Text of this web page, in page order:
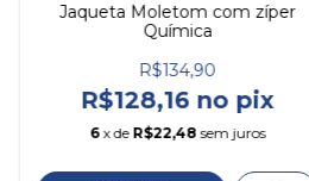
Jaqueta Moletom com zíper
Química
R$134,90
R$128,16 no pix
6 x de R$22,48 sem juros